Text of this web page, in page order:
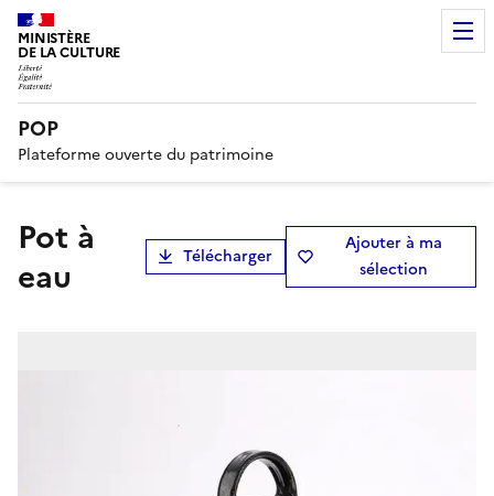
MINISTÈRE
DE LA CULTURE
POP
Plateforme ouverte du patrimoine
pot à
eau
Télécharger
Ajouter à ma
sélection